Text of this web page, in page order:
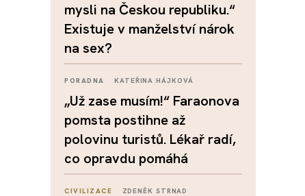
mysli na Českou republiku.“
Existuje v manželství nárok
na sex?
PORADNA KATEŘINA HÁJKOVÁ
„Už zase musím!“ Faraonova
pomsta postihne až
polovinu turistů. Lékař radí,
co opravdu pomáhá
CIVILIZACE ZDENĚK STRNAD